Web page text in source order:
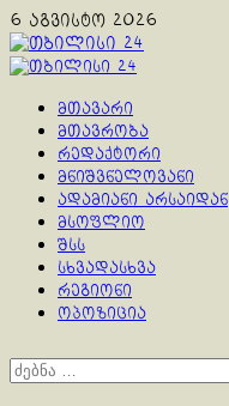
Skip
to
content
6 აგვისტო 2026
Primary
მთავარი
მთავრობა
რედაქტორი
მნიშვნელოვანი
ადამიანი არსაიდან
მსოფლიო
შსს
სხვადასხვა
რეგიონი
ოპოზიცია
ძებნა: